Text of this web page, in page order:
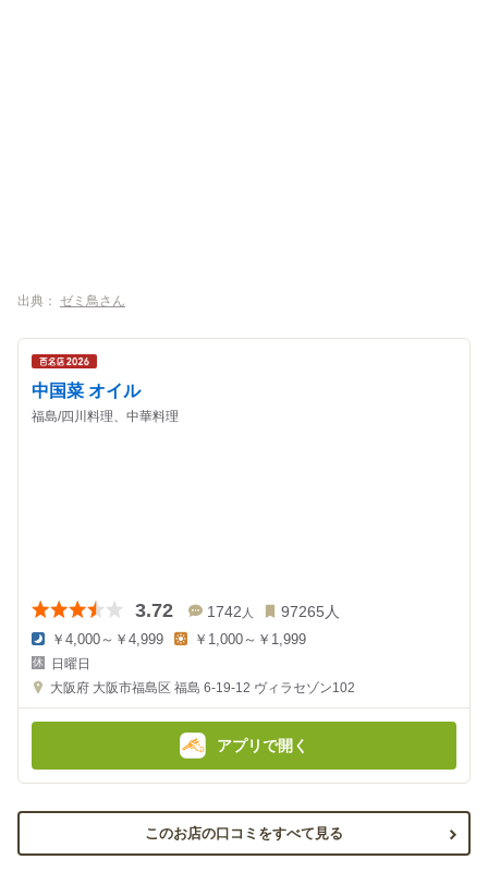
出典： ゼミ鳥さん
中国菜 オイル
福島/四川料理、中華料理
3.72 1742 人 97265 人
夜
の
金
￥4,000～￥4,999
金
額
￥1,000～￥1,999
日曜日
大阪府 大阪市福島区 福島 6-19-12 ヴィラセゾン102
アプリで開く
このお店の口コミをすべて見る